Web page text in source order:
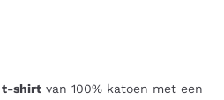
t-shirtvan 100% katoen met een